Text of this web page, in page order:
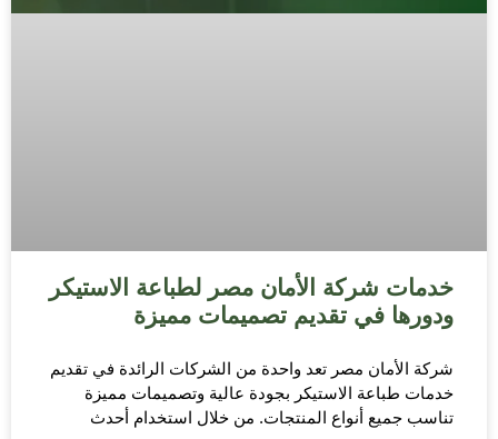
خدمات شركة الأمان مصر لطباعة الاستيكر
ودورها في تقديم تصميمات مميزة
شركة الأمان مصر تعد واحدة من الشركات الرائدة في تقديم
خدمات طباعة الاستيكر بجودة عالية وتصميمات مميزة
تناسب جميع أنواع المنتجات. من خلال استخدام أحدث